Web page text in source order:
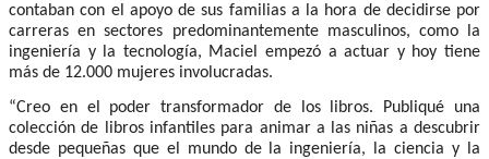
contaban con el apoyo de sus familias a la hora de decidirse por
carreras en sectores predominantemente masculinos, como la
ingeniería y la tecnología, Maciel empezó a actuar y hoy tiene
más de 12.000 mujeres involucradas.
“Creo en el poder transformador de los libros. Publiqué una
colección de libros infantiles para animar a las niñas a descubrir
desde pequeñas que el mundo de la ingeniería, la ciencia y la